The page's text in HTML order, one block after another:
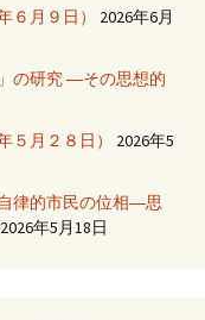
月９日）
2026年6月
の研究 ―その思想的
月２８日）
2026年5
律的市民の位相―思
2026年5月18日